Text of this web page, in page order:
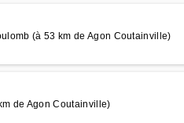
(à 53 km de Agon Coutainville)
de Agon Coutainville)